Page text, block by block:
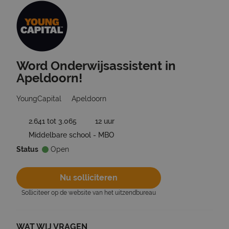
Ga terug naar vacatures
Word Onderwijsassistent in
Apeldoorn!
YoungCapital Apeldoorn
2.641 tot 3.065
12 uur
Middelbare school - MBO
Status
Open
Nu solliciteren
Solliciteer op de website van het uitzendbureau
WAT WIJ VRAGEN